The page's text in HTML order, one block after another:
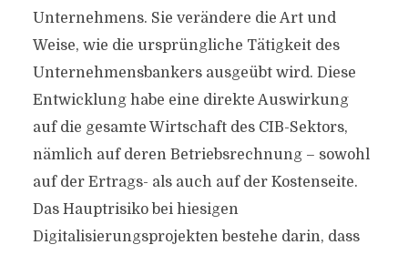
Unternehmens. Sie verändere die Art und
Weise, wie die ursprüngliche Tätigkeit des
Unternehmensbankers ausgeübt wird. Diese
Entwicklung habe eine direkte Auswirkung
auf die gesamte Wirtschaft des CIB-Sektors,
nämlich auf deren Betriebsrechnung – sowohl
auf der Ertrags- als auch auf der Kostenseite.
Das Hauptrisiko bei hiesigen
Digitalisierungsprojekten bestehe darin, dass